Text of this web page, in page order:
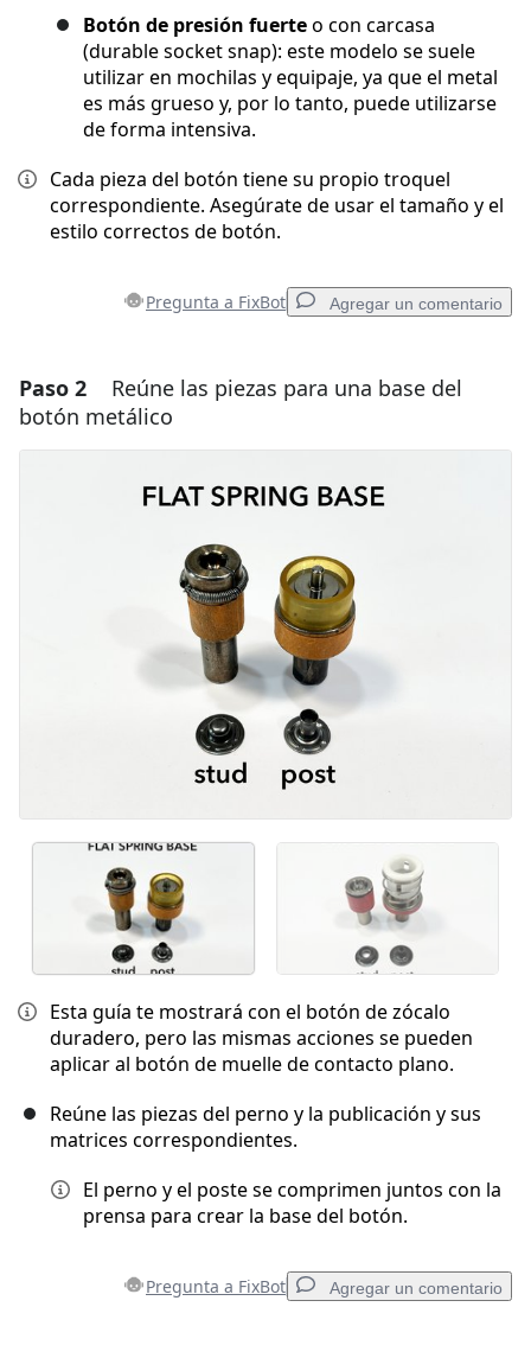
Botón de presión fuerteo con carcasa
(durable socket snap): este modelo se suele
utilizar en mochilas y equipaje, ya que el metal
es más grueso y, por lo tanto, puede utilizarse
de forma intensiva.
Cada pieza del botón tiene su propio troquel
correspondiente. Asegúrate de usar el tamaño y el
estilo correctos de botón.
Pregunta a FixBot Agregar un comentario
Agregar un comentario
Agregar Comentario
Paso 2
Reúne las piezas para una base del
botón metálico
Esta guía te mostrará con el botón de zócalo
duradero, pero las mismas acciones se pueden
aplicar al botón de muelle de contacto plano.
Reúne las piezas del perno y la publicación y sus
matrices correspondientes.
El perno y el poste se comprimen juntos con la
prensa para crear la base del botón.
Pregunta a FixBot Agregar un comentario